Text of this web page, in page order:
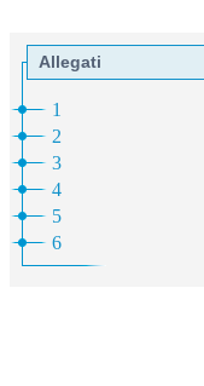
Allegati
1
2
3
4
5
6